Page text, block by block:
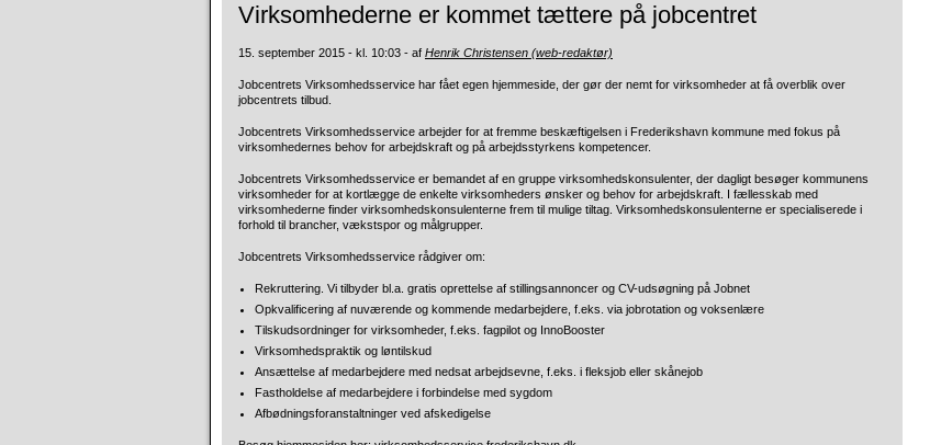
Virksomhederne er kommet tættere på jobcentret
15. september 2015 - kl. 10:03 - af Henrik Christensen (web-redaktør)
Jobcentrets Virksomhedsservice har fået egen hjemmeside, der gør der nemt for virksomheder at få overblik over
jobcentrets tilbud.
Jobcentrets Virksomhedsservice arbejder for at fremme beskæftigelsen i Frederikshavn kommune med fokus på
virksomhedernes behov for arbejdskraft og på arbejdsstyrkens kompetencer.
Jobcentrets Virksomhedsservice er bemandet af en gruppe virksomhedskonsulenter, der dagligt besøger kommunens
virksomheder for at kortlægge de enkelte virksomheders ønsker og behov for arbejdskraft. I fællesskab med
virksomhederne finder virksomhedskonsulenterne frem til mulige tiltag. Virksomhedskonsulenterne er specialiserede i
forhold til brancher, vækstspor og målgrupper.
Jobcentrets Virksomhedsservice rådgiver om:
Rekruttering. Vi tilbyder bl.a. gratis oprettelse af stillingsannoncer og CV-udsøgning på Jobnet
Opkvalificering af nuværende og kommende medarbejdere, f.eks. via jobrotation og voksenlære
Tilskudsordninger for virksomheder, f.eks. fagpilot og InnoBooster
Virksomhedspraktik og løntilskud
Ansættelse af medarbejdere med nedsat arbejdsevne, f.eks. i fleksjob eller skånejob
Fastholdelse af medarbejdere i forbindelse med sygdom
Afbødningsforanstaltninger ved afskedigelse